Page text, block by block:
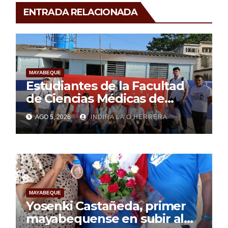
ENTRADA RELACIONADA
MAYABEQUE
Estudiantes de la Facultad
de Ciencias Médicas de
Mayabeque realizan
pesquisa
AGO 5, 2026 INDIRA LA O HERRERA
MAYABEQUE
Yosenki Castañeda, primer
mayabequense en subir al